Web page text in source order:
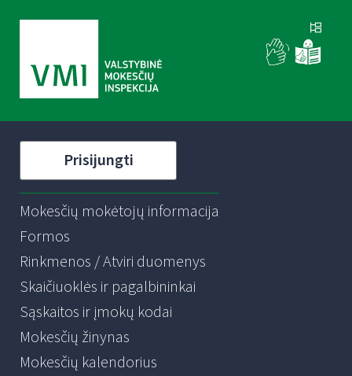
Prisijungti
Mokesčių mokėtojų informacija
Formos
Rinkmenos / Atviri duomenys
Skaičiuoklės ir pagalbininkai
Sąskaitos ir įmokų kodai
Mokesčių žinynas
Mokesčių kalendorius